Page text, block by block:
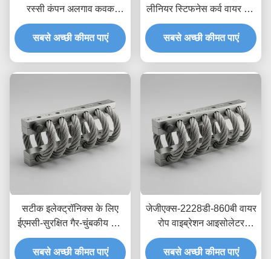
रस्सी कंपन अलगाव कवक
रासायनिक धोने प्रतिरोधी
स्टेनलेस स्टील अलगाव माउंट
सबसे अच्छी कीमत पाएं
लीनियर स्टिफनेस कर्व वायर रोप
आइसोलेटर JGX-2228D-
665B इको-फ्रेंडली ऑल-मेटल
माउंट
सबसे अच्छी कीमत पाएं
सटीक इलेक्ट्रॉनिक्स के लिए
ईएमसी-सुरक्षित गैर-चुंबकीय तार
रस्सी आइसोलेटर JGX-
2228D-665B क्षणिक शॉक
सबसे अच्छी कीमत पाएं
जेजीएक्स-2228डी-860बी वायर
रोप वाइब्रेशन आइसोलेटर
स्टेनलेस स्टील लंबी सेवा जीवन
औद्योगिक शॉक एब्जॉर्बर
सबसे अच्छी कीमत पाएं